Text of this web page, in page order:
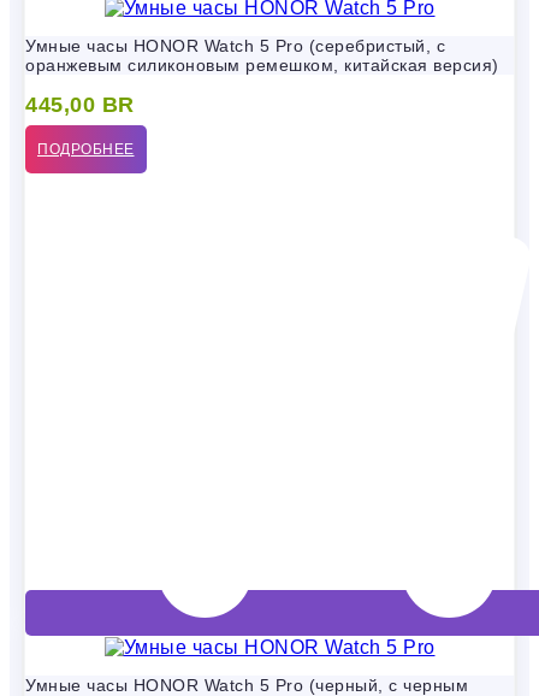
Умные часы HONOR Watch 5 Pro (серебристый, с
оранжевым силиконовым ремешком, китайская версия)
445,00 BR
ПОДРОБНЕЕ
Умные часы HONOR Watch 5 Pro (черный, с черным